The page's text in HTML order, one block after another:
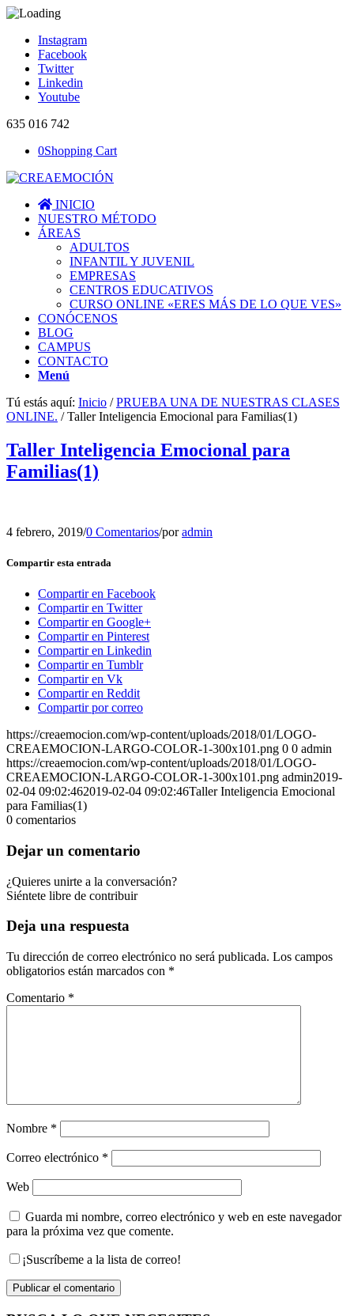
Instagram
Facebook
Twitter
Linkedin
Youtube
635 016 742
0Shopping Cart
INICIO
NUESTRO MÉTODO
ÁREAS
ADULTOS
INFANTIL Y JUVENIL
EMPRESAS
CENTROS EDUCATIVOS
CURSO ONLINE «ERES MÁS DE LO QUE VES»
CONÓCENOS
BLOG
CAMPUS
CONTACTO
Menú
Tú estás aquí: Inicio / PRUEBA UNA DE NUESTRAS CLASES
ONLINE. / Taller Inteligencia Emocional para Familias(1)
Taller Inteligencia Emocional para
Familias(1)
4 febrero, 2019/0 Comentarios/poradmin
Compartir esta entrada
Compartir en Facebook
Compartir en Twitter
Compartir en Google+
Compartir en Pinterest
Compartir en Linkedin
Compartir en Tumblr
Compartir en Vk
Compartir en Reddit
Compartir por correo
https://creaemocion.com/wp-content/uploads/2018/01/LOGO-
CREAEMOCION-LARGO-COLOR-1-300x101.png 0 0 admin
https://creaemocion.com/wp-content/uploads/2018/01/LOGO-
CREAEMOCION-LARGO-COLOR-1-300x101.png admin2019-
02-04 09:02:462019-02-04 09:02:46Taller Inteligencia Emocional
para Familias(1)
0 comentarios
Dejar un comentario
¿Quieres unirte a la conversación?
Siéntete libre de contribuir
Deja una respuesta
Tu dirección de correo electrónico no será publicada. Los campos
obligatorios están marcados con *
Comentario *
Nombre *
Correo electrónico *
Web
Guarda mi nombre, correo electrónico y web en este navegador
para la próxima vez que comente.
¡Suscríbeme a la lista de correo!